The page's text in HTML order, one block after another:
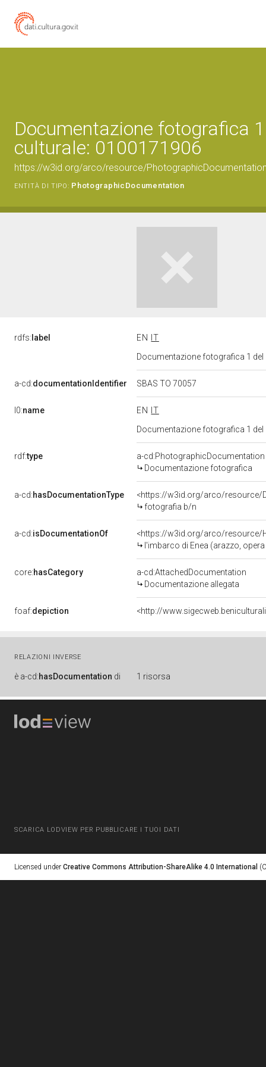
Documentazione fotografica
culturale: 0100171906
https://w3id.org/arco/resource/
ENTITÀ DI TIPO: PhotographicDocumentation
rdfs: label EN
IT
Documentazione fotografica 1
a-cd:documentationIdentifier SBAS TO 70057
l0:name EN
IT
Documentazione fotografica 1
rdf:type
a-cd:PhotographicDocumentation
Documentazione fotografica
a-cd:hasDocumentationType
<https://w3id.org/arco/resource/
fotografia b/n
a-cd:isDocumentationOf
<https://w3id.org/arco/resource/
l'imbarco di Enea (arazzo, opera isolata) di
core:hasCategory
a-cd:AttachedDocumentation
Documentazione allegata
foaf:depiction <http://
RELAZIONI INVERSE
è a-cd:hasDocumentation di 1 risorsa
SCARICA LODVIEW PER PUBBLICARE I TUOI DATI
Licensed under Creative Commons Attribution-ShareAlike 4.0 International